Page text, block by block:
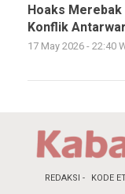
Hoaks
Konflik
17 May 2026 - 22:40
REDAKSI KODE